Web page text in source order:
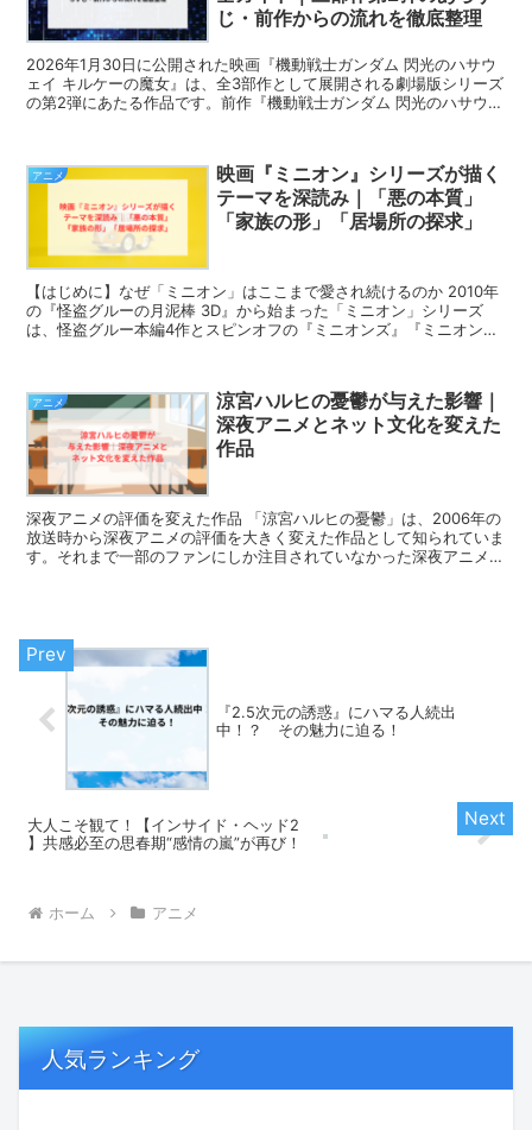
じ・前作からの流れを徹底整理
2026年1月30日に公開された映画『機動戦士ガンダム 閃光のハサウ
ェイ キルケーの魔女』は、全3部作として展開される劇場版シリーズ
の第2弾にあたる作品です。前作『機動戦士ガンダム 閃光のハサウェ
アニメ
映画『ミニオン』シリーズが描く
テーマを深読み｜「悪の本質」
「家族の形」「居場所の探求」
【はじめに】なぜ「ミニオン」はここまで愛され続けるのか 2010年
の『怪盗グルーの月泥棒 3D』から始まった「ミニオン」シリーズ
は、怪盗グルー本編4作とスピンオフの『ミニオンズ』『ミニオンズ
アニメ
涼宮ハルヒの憂鬱が与えた影響｜
深夜アニメとネット文化を変えた
作品
深夜アニメの評価を変えた作品 「涼宮ハルヒの憂鬱」は、2006年の
放送時から深夜アニメの評価を大きく変えた作品として知られていま
す。それまで一部のファンにしか注目されていなかった深夜アニメ
『2.5次元の誘惑』にハマる人続出
中！？ その魅力に迫る！
大人こそ観て！【インサイド・ヘッド2
】共感必至の思春期“感情の嵐”が再び！
ホーム アニメ
人気ランキング